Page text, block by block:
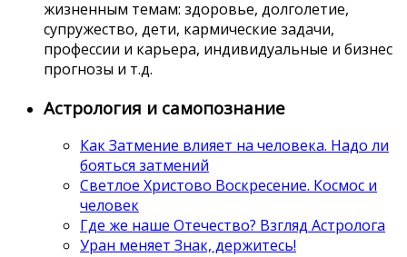
жизненным темам: здоровье, долголетие,
супружество, дети, кармические задачи,
профессии и карьера, индивидуальные и бизнес
прогнозы и т.д.
Астрология и самопознание
Как Затмение влияет на человека. Надо ли
бояться затмений
Светлое Христово Воскресение. Космос и
человек
Где же наше Отечество? Взгляд Астролога
Уран меняет Знак, держитесь!